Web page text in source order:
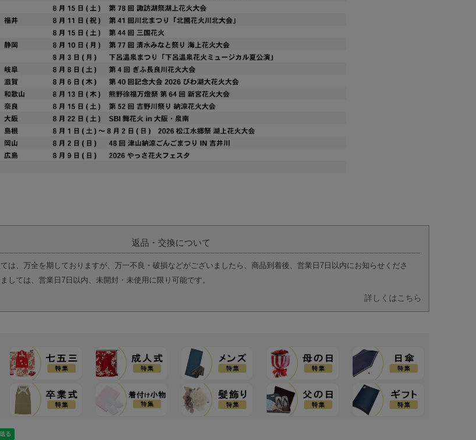
返品・交換について
は、万全を期しておりますが、万一不良・破損などがございましたら、商品到着後、営業日7日以内にお知らせくださ
しては、営業日7日以内、未開封・未使用に限り可能です。
詳しくはこちら